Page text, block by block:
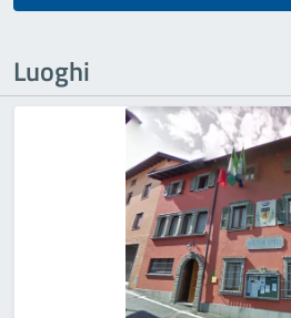
Luoghi